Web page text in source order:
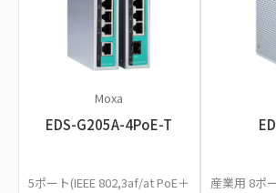
Moxa
EDS-G205A-4PoE-T
5ポート(IEEE 802,3af/at PoE＋
産業用 8ポ